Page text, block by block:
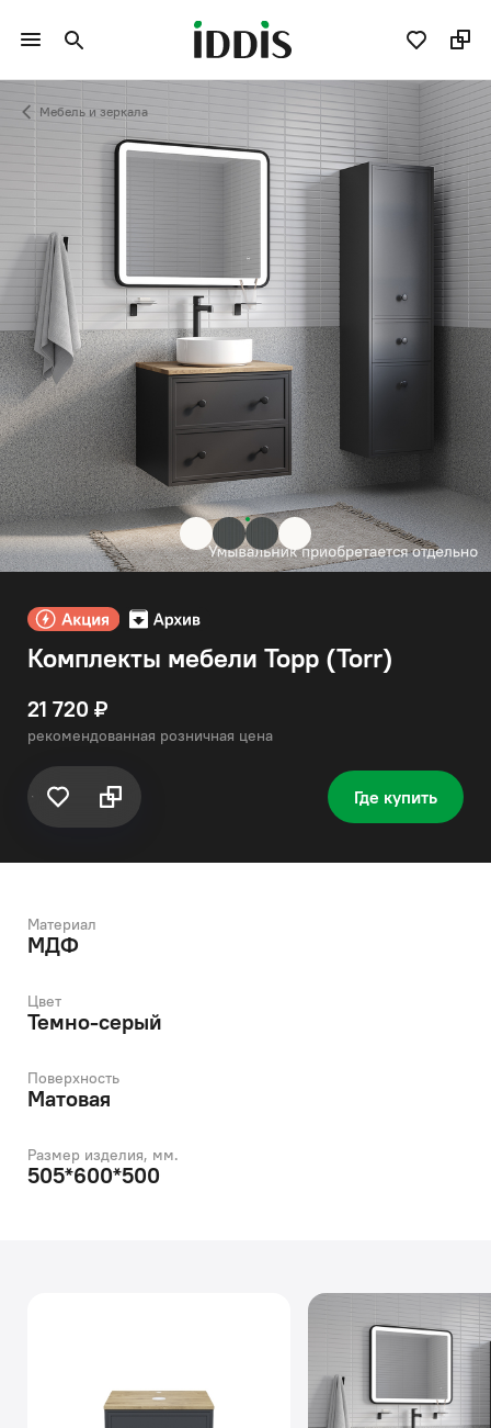
Мебель и зеркала
Комплекты мебели Торр (Torr)
21 720 ₽
рекомендованная розничная цена
Где купить
Материал
МДФ
Цвет
Темно-серый
Поверхность
Матовая
Размер изделия, мм.
505*600*500